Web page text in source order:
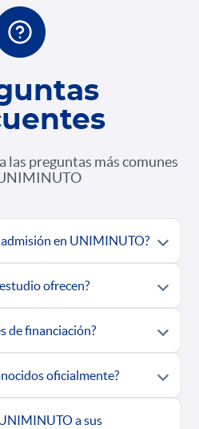
las preguntas más comunes
admisión en UNIMINUTO?
ofrecen?
de financiación?
oficialmente?
a sus